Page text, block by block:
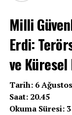
Milli
Erdi:
ve Küresel
Tarih: 6
Saat: 20.45
Okuma Süresi: